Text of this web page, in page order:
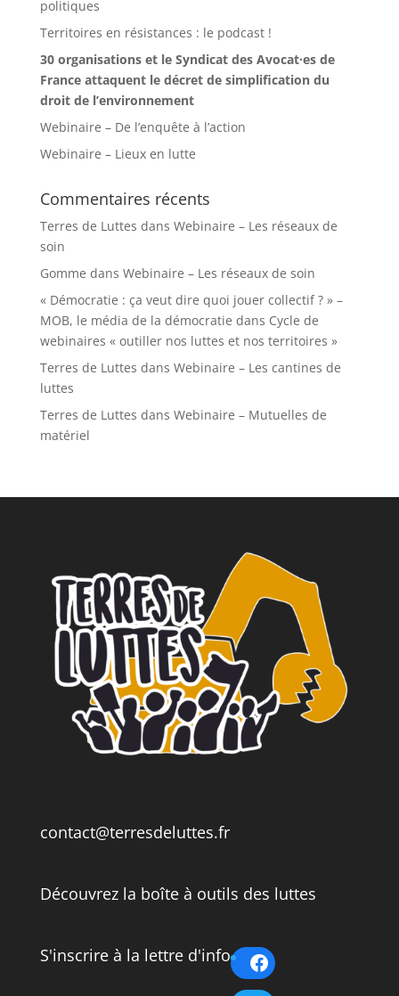
politiques
Territoires en résistances : le podcast !
30 organisations et le Syndicat des Avocat·es de
France attaquent le décret de simplification du
droit de l’environnement
Webinaire – De l’enquête à l’action
Webinaire – Lieux en lutte
Commentaires récents
Terres de Luttes dans Webinaire – Les réseaux de
soin
Gomme dans Webinaire – Les réseaux de soin
« Démocratie : ça veut dire quoi jouer collectif ? » –
MOB, le média de la démocratie dans Cycle de
webinaires « outiller nos luttes et nos territoires »
Terres de Luttes dans Webinaire – Les cantines de
luttes
Terres de Luttes dans Webinaire – Mutuelles de
matériel
contact@terresdeluttes.fr
Découvrez la boîte à outils des luttes
S'inscrire à la lettre d'info
Facebook